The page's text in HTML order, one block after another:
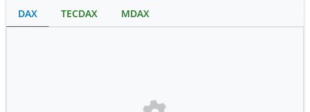
DAX TECDAX MDAX